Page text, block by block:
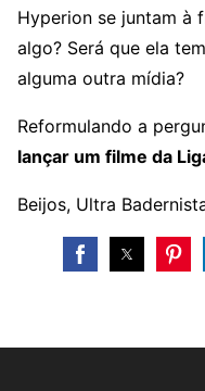
Hyperion se juntam à
algo? Será que ela
alguma outra mídia?
Reformulando a
lançar um filme da
Beijos, Ultra